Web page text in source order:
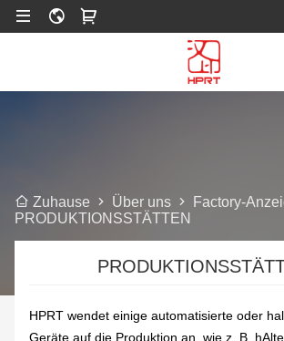
Zuhause Über uns
Factory-
PRODUKTIONSSTÄTTEN
HPRT wendet einige automatisierte oder
Geräte auf die Produktion an, wie z. B. h